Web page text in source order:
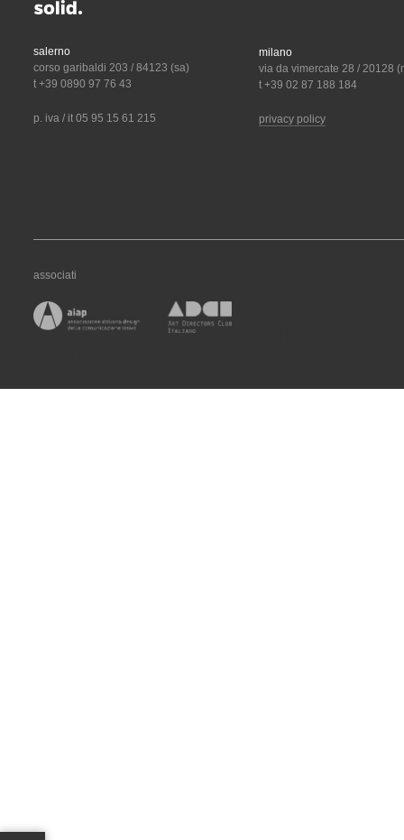
salerno
corso garibaldi 203 / 84123 (sa)
t +39 0890 97 76 43
p. iva / it 05 95 15 61 215
milano
via da vimercate 28 / 20128
t +39 02 87 188 184
privacy policy
associati
we are solid.